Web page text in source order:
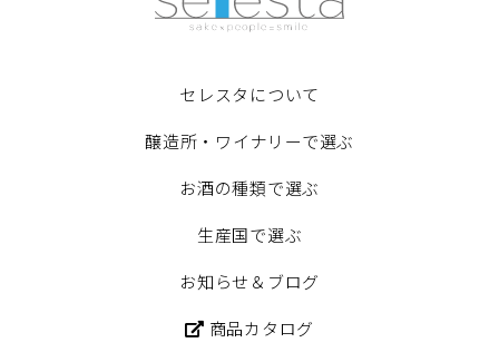
セレスタについて
醸造所・ワイナリーで選ぶ
お酒の種類で選ぶ
生産国で選ぶ
お知らせ＆ブログ
商品カタログ